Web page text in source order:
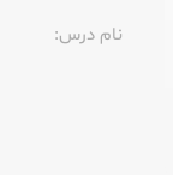
نام درس: